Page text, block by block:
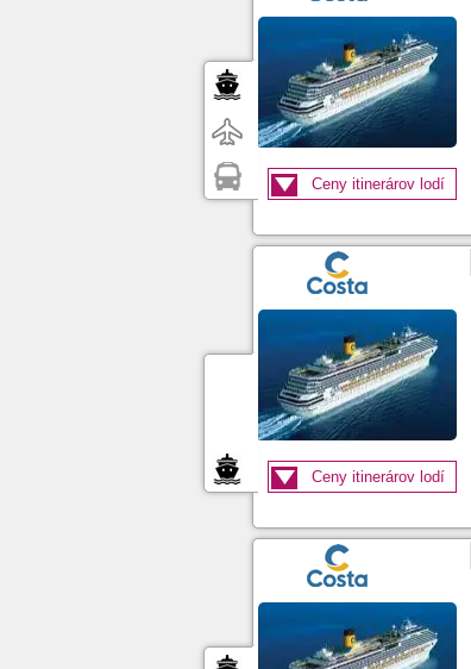
Ceny itinerárov lodí
Ceny itinerárov lodí